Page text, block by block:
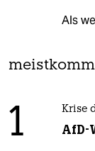
Als
1 Krise
AfD-